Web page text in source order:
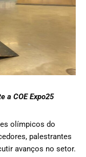
a COE Expo25
olímpicos do
palestrantes
avanços no setor.